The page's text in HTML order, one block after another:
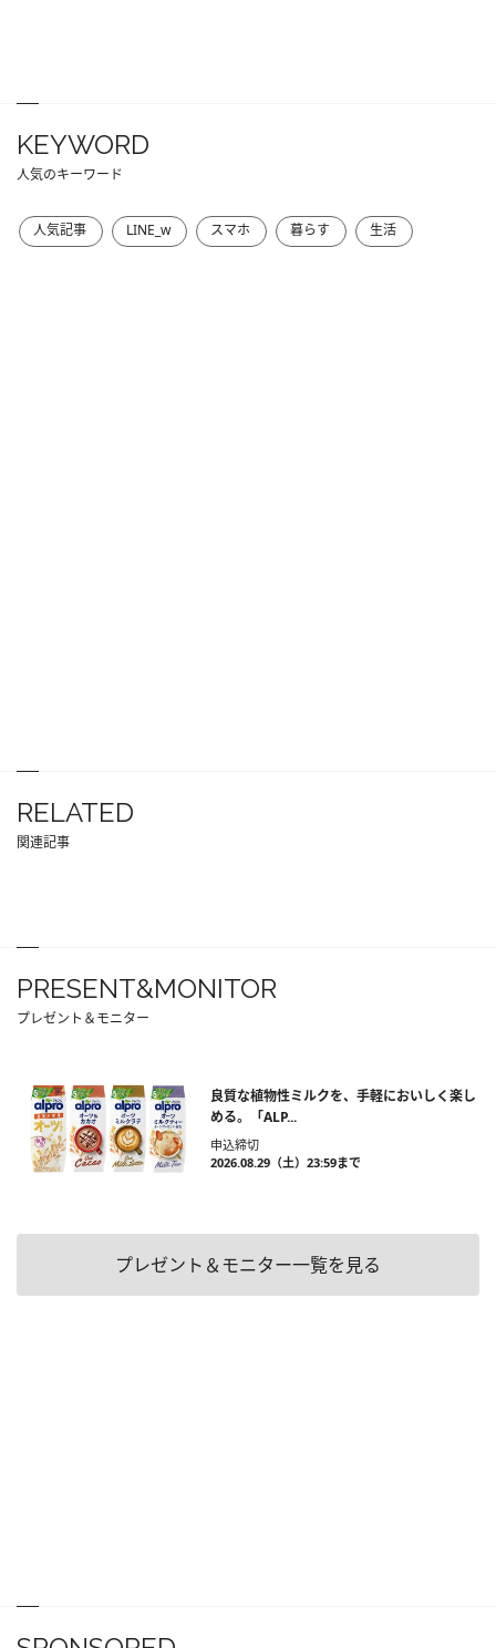
KEYWORD
人気のキーワード
人気記事 LINE_w スマホ 暮らす 生活
RELATED
関連記事
PRESENT&MONITOR
プレゼント＆モニター
良質な植物性ミルクを、手軽においしく楽し
める。「ALP...
申込締切
2026.08.29（土）23:59まで
プレゼント＆モニター一覧を見る